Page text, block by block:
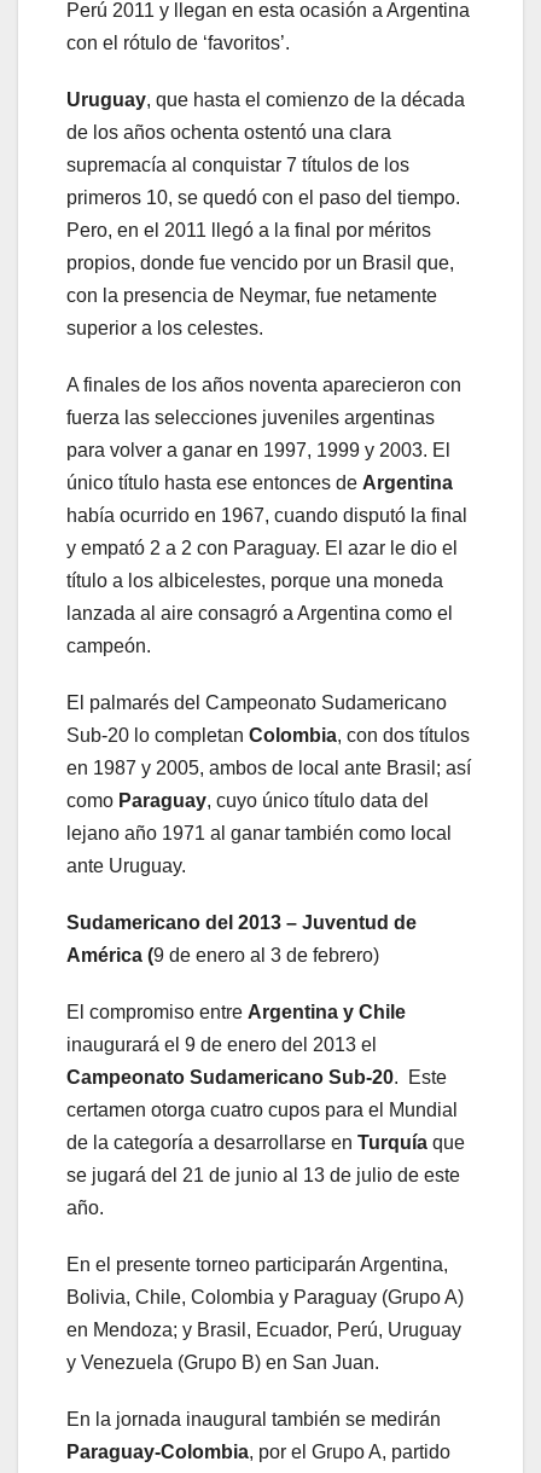
Perú 2011 y llegan en esta ocasión a Argentina
con el rótulo de ‘favoritos’.
Uruguay, que hasta el comienzo de la década
de los años ochenta ostentó una clara
supremacía al conquistar 7 títulos de los
primeros 10, se quedó con el paso del tiempo.
Pero, en el 2011 llegó a la final por méritos
propios, donde fue vencido por un Brasil que,
con la presencia de Neymar, fue netamente
superior a los celestes.
A finales de los años noventa aparecieron con
fuerza las selecciones juveniles argentinas
para volver a ganar en 1997, 1999 y 2003. El
único título hasta ese entonces de Argentina
había ocurrido en 1967, cuando disputó la final
y empató 2 a 2 con Paraguay. El azar le dio el
título a los albicelestes, porque una moneda
lanzada al aire consagró a Argentina como el
campeón.
El palmarés del Campeonato Sudamericano
Sub-20 lo completan Colombia, con dos títulos
en 1987 y 2005, ambos de local ante Brasil; así
como Paraguay, cuyo único título data del
lejano año 1971 al ganar también como local
ante Uruguay.
Sudamericano del 2013 – Juventud de
América (9 de enero al 3 de febrero)
El compromiso entre Argentina y Chile
inaugurará el 9 de enero del 2013 el
Campeonato Sudamericano Sub-20. Este
certamen otorga cuatro cupos para el Mundial
de la categoría a desarrollarse en Turquía que
se jugará del 21 de junio al 13 de julio de este
año.
En el presente torneo participarán Argentina,
Bolivia, Chile, Colombia y Paraguay (Grupo A)
en Mendoza; y Brasil, Ecuador, Perú, Uruguay
y Venezuela (Grupo B) en San Juan.
En la jornada inaugural también se medirán
Paraguay-Colombia, por el Grupo A, partido